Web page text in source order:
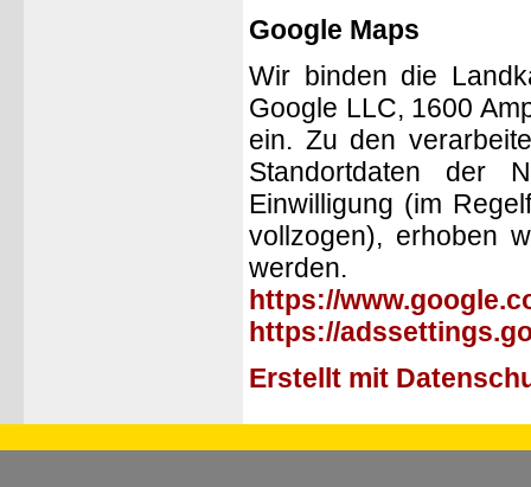
Google Maps
Wir binden die
Google LLC, 1600
ein. Zu den
Standortdaten der
Einwilligung (im
vollzogen), erhoben
werden.
https://
https://
Erstellt mit